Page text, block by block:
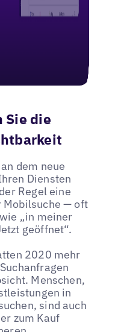
Sie die
dem neue
Diensten
Regel eine
Mobilsuche — oft
„in meiner
geöffnet“.
2020 mehr
Menschen,
in
sind auch
zum Kauf